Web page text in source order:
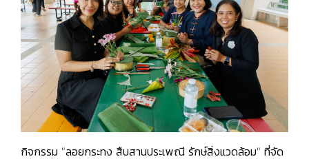
กิจกรรม "ลอยกระทง สืบสานประเพณี รักษ์สิ่งแวดล้อม" ที่จัด